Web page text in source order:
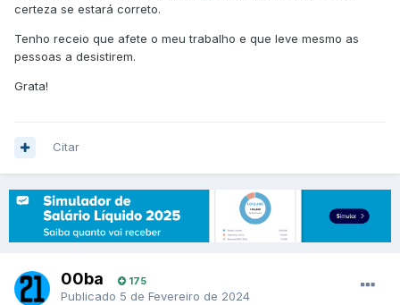
certeza se estará correto.
Tenho receio que afete o meu trabalho e que leve mesmo as
pessoas a desistirem.
Grata!
Citar
00ba 175
Publicado 5 de Fevereiro de 2024